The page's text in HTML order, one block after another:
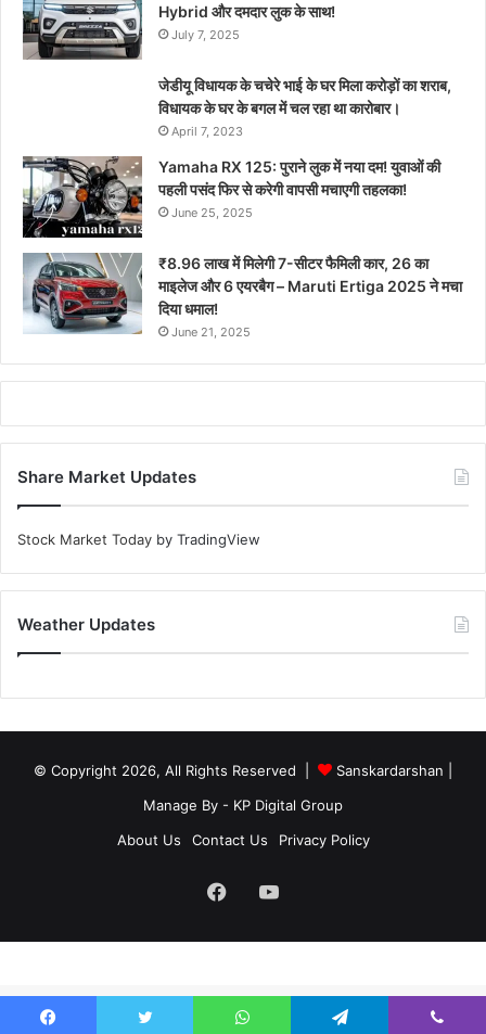
Hybrid और दमदार लुक के साथ!
July 7, 2025
जेडीयू विधायक के चचेरे भाई के घर मिला करोड़ों का शराब,
विधायक के घर के बगल में चल रहा था कारोबार।
April 7, 2023
Yamaha RX 125: पुराने लुक में नया दम! युवाओं की
पहली पसंद फिर से करेगी वापसी मचाएगी तहलका!
June 25, 2025
₹8.96 लाख में मिलेगी 7-सीटर फैमिली कार, 26 का
माइलेज और 6 एयरबैग – Maruti Ertiga 2025 ने मचा
दिया धमाल!
June 21, 2025
Share Market Updates
Stock Market Today by TradingView
Weather Updates
© Copyright 2026, All Rights Reserved | Sanskardarshan
Manage By - KP Digital Group
About Us
Contact Us Privacy Policy
FacebookYouTube
margin-bottom: 40px;}